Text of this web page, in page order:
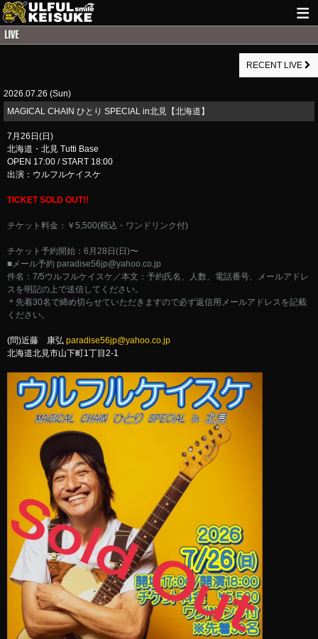
GUITAR WORKS
RECENT LIVE
2026.07.26 (Sun)
MAGICAL CHAIN ひとり SPECIAL in北見【北海道】
7月26日(日)
北海道・北見 Tutti Base
OPEN 17:00 / START 18:00
出演：ウルフルケイスケ
TICKET SOLD OUT!!
チケット料金：￥5,500(税込・ワンドリンク付)
チケット予約開始：6月28日(日)〜
■メール予約 paradise56jp@yahoo.co.jp
件名：7/5ウルフルケイスケ／本文：予約氏名、人数、電話番号、メールアドレ
スを明記の上で送信してください。
＊先着30名で締め切らせていただきますので必ず返信用メールアドレスを記載
ください。
(問)近藤 康弘 paradise56jp@yahoo.co.jp
北海道北見市山下町1丁目2-1